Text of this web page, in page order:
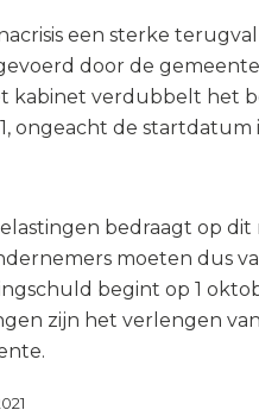
een sterke
door de
verdubbelt het
ongeacht de
bedraagt op dit
moeten dus
begint op 1
zijn het verlengen